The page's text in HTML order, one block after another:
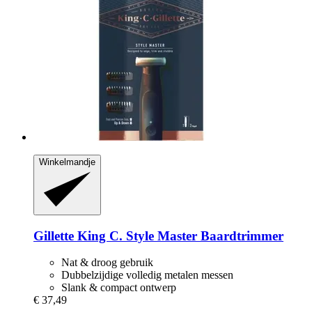
Winkelmandje
Gillette King C. Style Master Baardtrimmer
Nat & droog gebruik
Dubbelzijdige volledig metalen messen
Slank & compact ontwerp
€ 37,49